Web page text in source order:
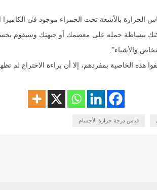
بالأشعة تحت الحمراء موجود في الكاميرا
ببساطة حمله على معصمك أو جبهتك وسيقوم
والأشياء”.
الخاصية بمفردهم، إلا أن براءة الاختراع لم
قياس درجة حرارة الأجسام